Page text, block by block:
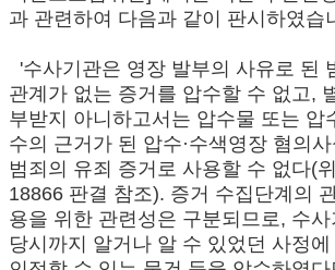
과 관련하여 다음과 같이 판시하였습
'수사기관은 영장 발부의 사유로 된
관계가 없는 증거를 압수할 수 없고,
부받지 아니하고서는 압수물 또는 압
수의 근거가 된 압수·수색영장 혐의
범죄의 유죄 증거로 사용할 수 없다(
18866 판결 참조). 증거 수집단계의
용을 위한 관련성은 구분되므로, 수
당시까지 알거나 알 수 있었던 사정